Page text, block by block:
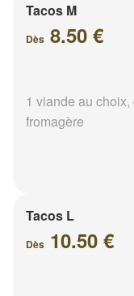
Tacos M
Dès 8.50 €
1 viande au
fromagère
Tacos L
Dès 10.50 €